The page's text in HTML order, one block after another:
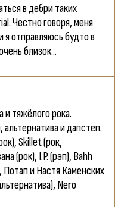
в дебри таких
Честно говоря, меня
я отправляюсь будто в
близок...
тяжёлого рока.
и дапстеп.
Skillet (рок,
(рок), I.P. (рэп), Bahh
Потап и Настя Каменских
Nero